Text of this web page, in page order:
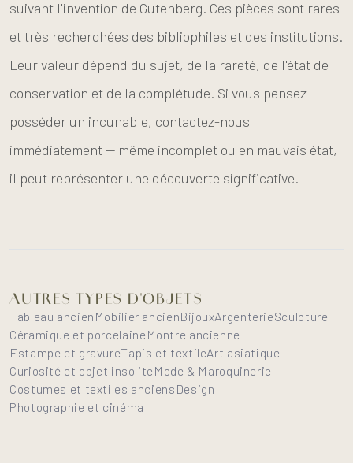
suivant l'invention de Gutenberg. Ces pièces sont rares
et très recherchées des bibliophiles et des institutions.
Leur valeur dépend du sujet, de la rareté, de l'état de
conservation et de la complétude. Si vous pensez
posséder un incunable, contactez-nous
immédiatement — même incomplet ou en mauvais état,
il peut représenter une découverte significative.
AUTRES TYPES D'OBJETS
Tableau ancien Mobilier ancienBijouxArgenterieSculpture
Céramique et porcelaine Montre ancienne
Estampe et gravureTapis et textileArt asiatique
Curiosité et objet insolite Mode & Maroquinerie
Costumes et textiles anciens Design
Photographie et cinéma